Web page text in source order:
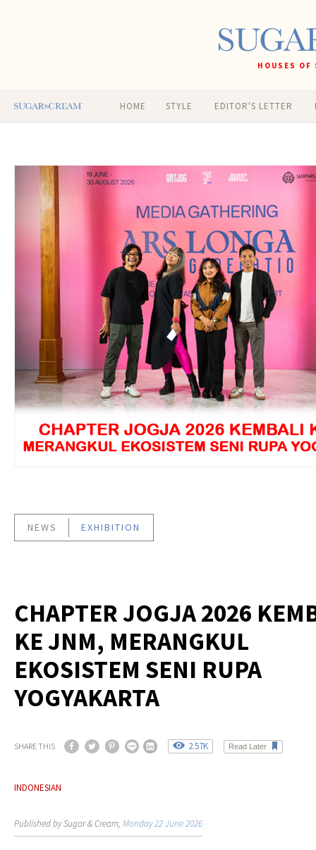
HOUSES
HOME STYLE EDITOR'S LETTER
NEWS EXHIBITION
CHAPTER JOGJA 2026
KE JNM, MERANGKUL
EKOSISTEM SENI RUPA
YOGYAKARTA
SHARE THIS 2.57K Read Later
INDONESIAN
Published by Sugar & Cream, Monday 22 June 2026